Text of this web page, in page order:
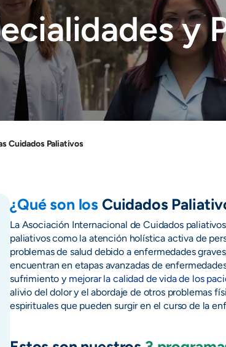
y
Cuidados Paliativos
¿Qué son los Cuidados
La Asociación Internacional de Cuidados
paliativos como la atención holística activa de
problemas de salud debido a enfermedades
encuentran en etapas avanzadas de
sufrimiento y mejorar la calidad de vida de los
alivio del dolor y el abordaje de otros problemas
espirituales que pueden surgir en el curso de la